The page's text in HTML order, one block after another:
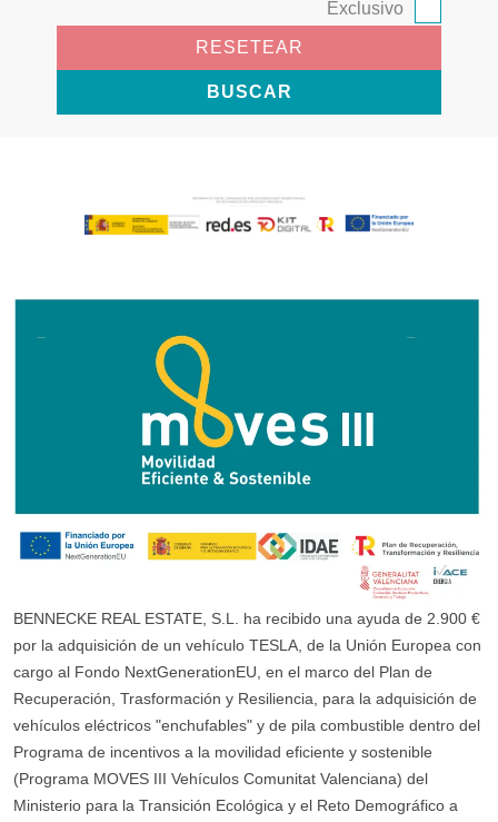
Exclusivo
RESETEAR
BUSCAR
BENNECKE REAL ESTATE, S.L. ha recibido una ayuda de 2.900 €
por la adquisición de un vehículo TESLA, de la Unión Europea con
cargo al Fondo NextGenerationEU, en el marco del Plan de
Recuperación, Trasformación y Resiliencia, para la adquisición de
vehículos eléctricos "enchufables" y de pila combustible dentro del
Programa de incentivos a la movilidad eficiente y sostenible
(Programa MOVES III Vehículos Comunitat Valenciana) del
Ministerio para la Transición Ecológica y el Reto Demográfico a